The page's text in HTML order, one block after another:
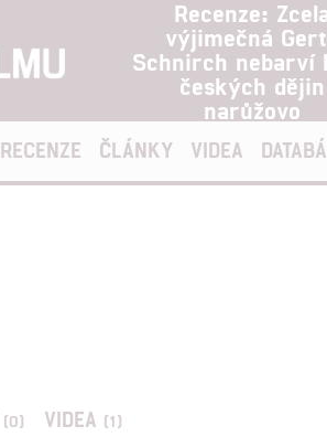
Recenze:
výjimečná
Schnirch nebarví
českých dějin
narůžovo
RECENZE ČLÁNKY VIDEA
(0) VIDEA (1)